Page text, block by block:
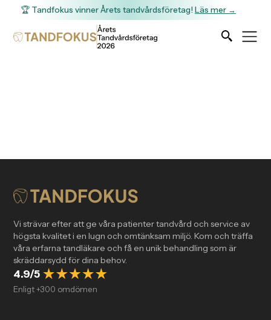
🏆 Tandfokus vinner Årets tandvårdsföretag!Läs mer →
Vi strävar efter att ge våra patienter tandvård och service av
högsta kvalitet i en lugn och omtänksam miljö. Kom och träffa
våra erfarna tandläkare och få en unik behandling som är
skräddarsydd för dina behov.
4.9/5
Enligt +300 omdömen